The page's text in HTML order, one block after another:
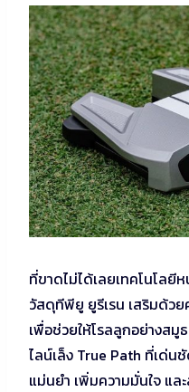
ที่ขาดไม่ได้เลยเทคโนโลยี
วัสดุทีพียู ยูรีเรน เสริมด้ว
เพื่อช่วยให้โรลลูกอย่างสมู
ไลน์เล็ง True Path ที่เด่น
แม่นยำ เพิ่มความมั่นใจ แล